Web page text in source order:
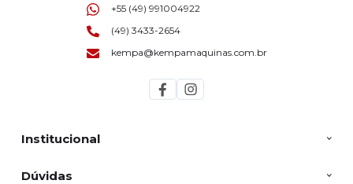
Institucional
Dúvidas
+55 (49) 991004922
(49) 3433-2654
kempa@kempamaquinas.com.br